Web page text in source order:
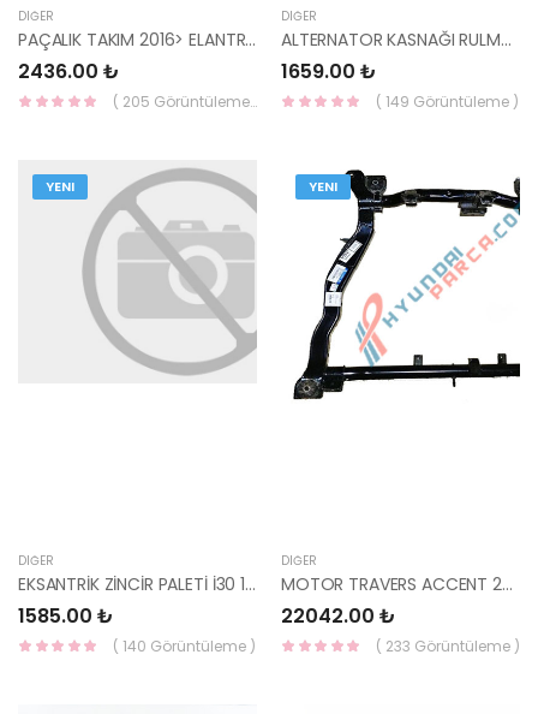
DIĞER
PAÇALIK TAKIM 2016> ELANTRA 86831-F2000-YS
2436.00 ₺
( 205 Görüntüleme )
DIĞER
ALTERNATOR KASNAĞI RULMANLI BLUE GETZ CRDI ADG0-96516-YS
1659.00 ₺
( 149 Görüntüleme )
YENI
DIĞER
EKSANTRİK ZİNCİR PALETİ İ30 12-16 İX35 TUCSON CEED CERATO 09- GDI 24431-2B600-HM
1585.00 ₺
( 140 Görüntüleme )
YENI
DIĞER
MOTOR TRAVERS ACCENT 2003-2005 ADMİRA 62410-25703-HMC
22042.00 ₺
( 233 Görüntüleme )